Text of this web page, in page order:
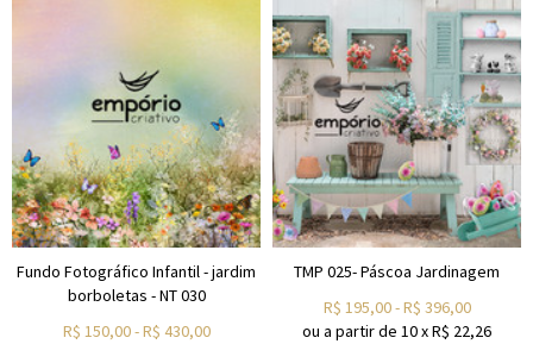
Fundo Fotográfico Infantil - jardim
borboletas - NT 030
R$ 150,00-R$ 430,00
TMP 025- Páscoa Jardinagem
R$ 195,00-R$ 396,00
ou a partir de 10xR$ 22,26